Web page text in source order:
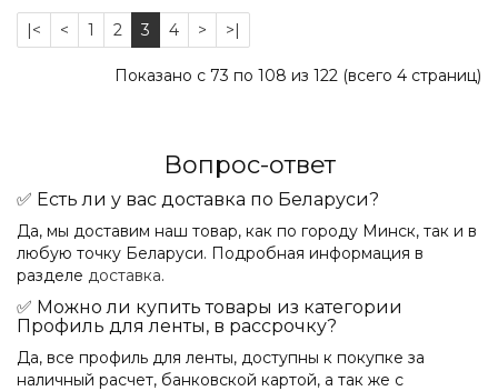
|< < 1 2 3 4 > >|
Показано с 73 по 108 из 122 (всего 4 страниц)
Вопрос-ответ
✅ Есть ли у вас доставка по Беларуси?
Да, мы доставим наш товар, как по городу Минск, так и в
любую точку Беларуси. Подробная информация в
разделе доставка.
✅ Можно ли купить товары из категории
Профиль для ленты, в рассрочку?
Да, все профиль для ленты, доступны к покупке за
наличный расчет, банковской картой, а так же с